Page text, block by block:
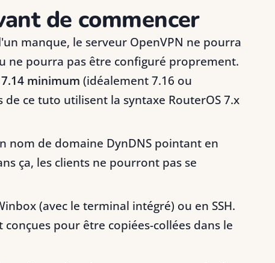
de commencer
manque, le serveur OpenVPN ne pourra
ne pourra pas être configuré proprement.
minimum (idéalement 7.16 ou
ce tuto utilisent la syntaxe RouterOS 7.x
nom de domaine DynDNS pointant en
ça, les clients ne pourront pas se
(avec le terminal intégré) ou en SSH.
pour être copiées-collées dans le